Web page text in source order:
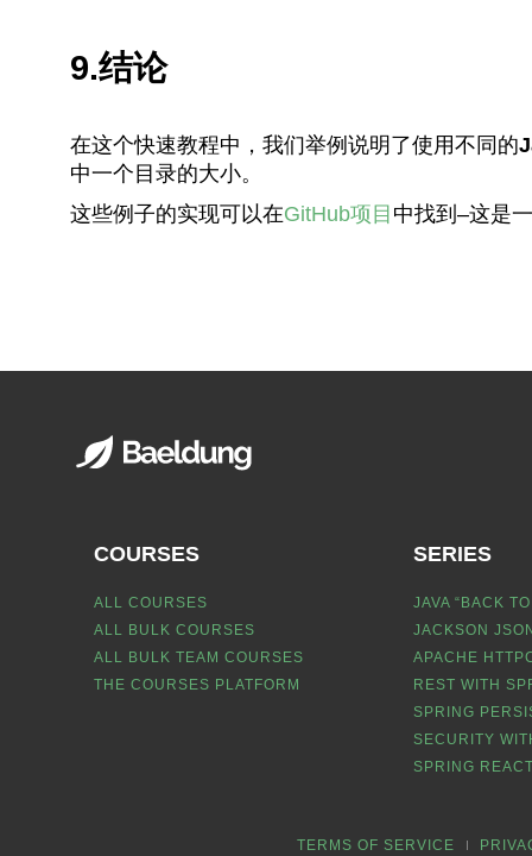
9.结论
在这个快速教程中，我们举例说明了使用不同的
中一个目录的大小。
这些例子的实现可以在GitHub项目 中找到–这是
COURSES
ALL COURSES
ALL BULK COURSES
ALL BULK TEAM COURSES
THE COURSES PLATFORM
SERIES
JAVA “BACK
JACKSON
APACHE
REST WITH
SPRING
SECURITY
SPRING
TERMS OF SERVICE